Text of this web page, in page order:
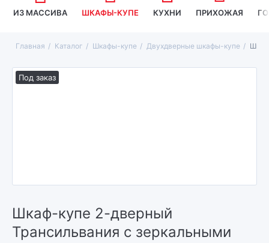
ИЗ МАССИВА ШКАФЫ-КУПЕ КУХНИ ПРИХОЖАЯ
Главная Каталог Шкафы-купе Двухдверные шкафы-купе
Под заказ
Шкаф-купе 2-дверный
Трансильвания с зеркальными